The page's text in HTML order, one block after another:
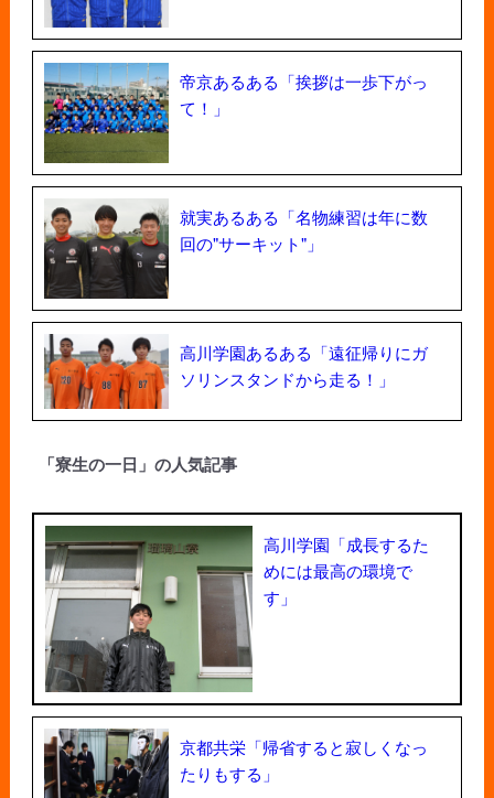
帝京あるある「挨拶は一歩下がっ
て！」
就実あるある「名物練習は年に数
回の"サーキット"」
高川学園あるある「遠征帰りにガ
ソリンスタンドから走る！」
「寮生の一日」の人気記事
高川学園「成長するた
めには最高の環境で
す」
京都共栄「帰省すると寂しくなっ
たりもする」